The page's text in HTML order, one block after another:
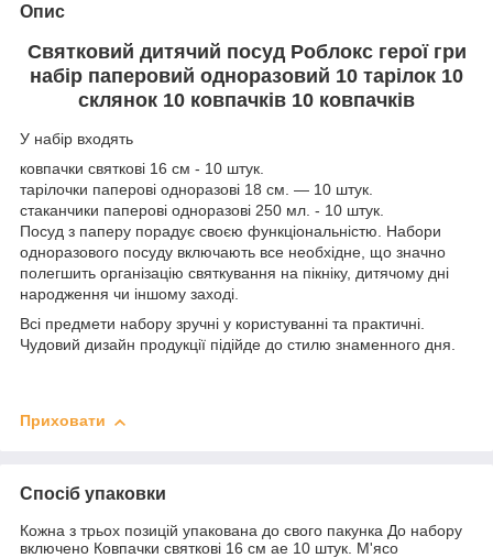
Опис
Святковий дитячий посуд Роблокс герої гри
набір паперовий одноразовий 10 тарілок 10
склянок 10 ковпачків 10 ковпачків
У набір входять
ковпачки святкові 16 см - 10 штук.
тарілочки паперові одноразові 18 см. ― 10 штук.
стаканчики паперові одноразові 250 мл. - 10 штук.
Посуд з паперу порадує своєю функціональністю. Набори
одноразового посуду включають все необхідне, що значно
полегшить організацію святкування на пікніку, дитячому дні
народження чи іншому заході.
Всі предмети набору зручні у користуванні та практичні.
Чудовий дизайн продукції підійде до стилю знаменного дня.
Приховати
Спосіб упаковки
Кожна з трьох позицій упакована до свого пакунка До набору
включено Ковпачки святкові 16 см ae 10 штук. М'ясо